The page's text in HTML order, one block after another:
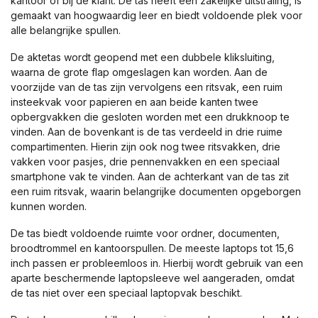
gemaakt van hoogwaardig leer en biedt voldoende plek voor
alle belangrijke spullen.
De aktetas wordt geopend met een dubbele kliksluiting,
waarna de grote flap omgeslagen kan worden. Aan de
voorzijde van de tas zijn vervolgens een ritsvak, een ruim
insteekvak voor papieren en aan beide kanten twee
opbergvakken die gesloten worden met een drukknoop te
vinden. Aan de bovenkant is de tas verdeeld in drie ruime
compartimenten. Hierin zijn ook nog twee ritsvakken, drie
vakken voor pasjes, drie pennenvakken en een speciaal
smartphone vak te vinden. Aan de achterkant van de tas zit
een ruim ritsvak, waarin belangrijke documenten opgeborgen
kunnen worden.
De tas biedt voldoende ruimte voor ordner, documenten,
broodtrommel en kantoorspullen. De meeste laptops tot 15,6
inch passen er probleemloos in. Hierbij wordt gebruik van een
aparte beschermende laptopsleeve wel aangeraden, omdat
de tas niet over een speciaal laptopvak beschikt.